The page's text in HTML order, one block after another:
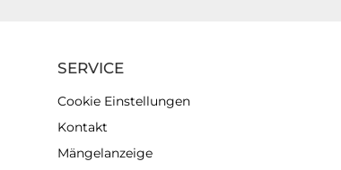
SERVICE
Cookie Einstellungen
Kontakt
Mängelanzeige